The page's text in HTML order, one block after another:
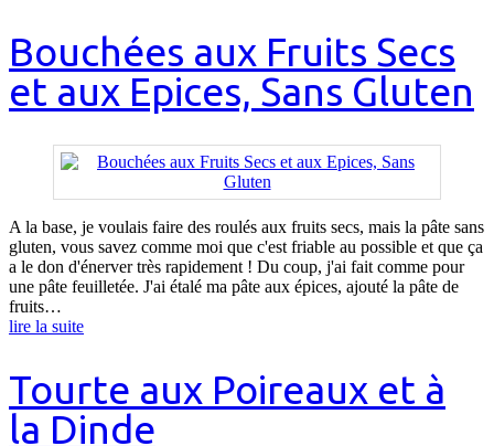
Bouchées aux Fruits Secs
et aux Epices, Sans Gluten
A la base, je voulais faire des roulés aux fruits secs, mais la pâte sans
gluten, vous savez comme moi que c'est friable au possible et que ça
a le don d'énerver très rapidement ! Du coup, j'ai fait comme pour
une pâte feuilletée. J'ai étalé ma pâte aux épices, ajouté la pâte de
fruits…
lire la suite
Tourte aux Poireaux et à
la Dinde